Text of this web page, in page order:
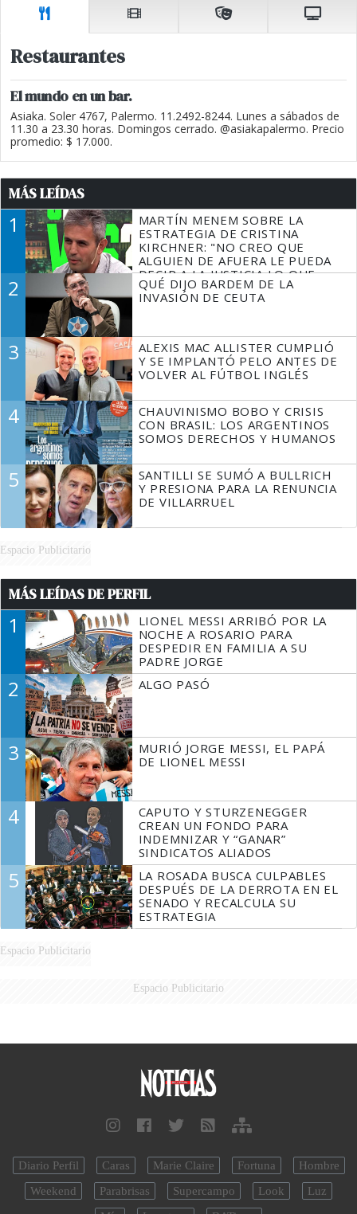
Restaurantes
El mundo en un bar.
Asiaka. Soler 4767, Palermo. 11.2492-8244. Lunes a sábados de
11.30 a 23.30 horas. Domingos cerrado. @asiakapalermo. Precio
promedio: $ 17.000.
MÁS LEÍDAS
1
MARTÍN MENEM SOBRE LA
ESTRATEGIA DE CRISTINA
KIRCHNER: "NO CREO QUE
ALGUIEN DE AFUERA LE PUEDA
DECIR A LA JUSTICIA LO QUE
TIENE QUE HACER"
2
QUÉ DIJO BARDEM DE LA
INVASIÓN DE CEUTA
3
ALEXIS MAC ALLISTER CUMPLIÓ
Y SE IMPLANTÓ PELO ANTES DE
VOLVER AL FÚTBOL INGLÉS
4
CHAUVINISMO BOBO Y CRISIS
CON BRASIL: LOS ARGENTINOS
SOMOS DERECHOS Y HUMANOS
5
SANTILLI SE SUMÓ A BULLRICH
Y PRESIONA PARA LA RENUNCIA
DE VILLARRUEL
Espacio Publicitario
MÁS LEÍDAS DE PERFIL
1
LIONEL MESSI ARRIBÓ POR LA
NOCHE A ROSARIO PARA
DESPEDIR EN FAMILIA A SU
PADRE JORGE
2 ALGO PASÓ
3
MURIÓ JORGE MESSI, EL PAPÁ
DE LIONEL MESSI
4
CAPUTO Y STURZENEGGER
CREAN UN FONDO PARA
INDEMNIZAR Y “GANAR”
SINDICATOS ALIADOS
5
LA ROSADA BUSCA CULPABLES
DESPUÉS DE LA DERROTA EN EL
SENADO Y RECALCULA SU
ESTRATEGIA
Espacio Publicitario
Espacio Publicitario
Diario Perfil Caras Marie Claire Fortuna
Hombre
Weekend
Parabrisas Supercampo Look
Luz